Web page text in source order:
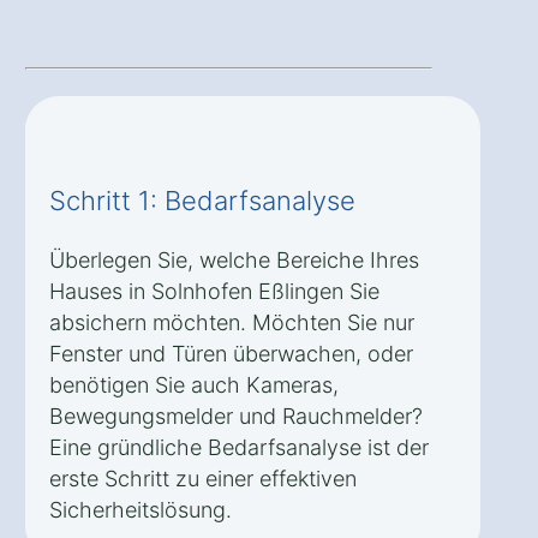
Schritt 1: Bedarfsanalyse
Überlegen Sie, welche Bereiche Ihres
Hauses in Solnhofen Eßlingen Sie
absichern möchten. Möchten Sie nur
Fenster und Türen überwachen, oder
benötigen Sie auch Kameras,
Bewegungsmelder und Rauchmelder?
Eine gründliche Bedarfsanalyse ist der
erste Schritt zu einer effektiven
Sicherheitslösung.